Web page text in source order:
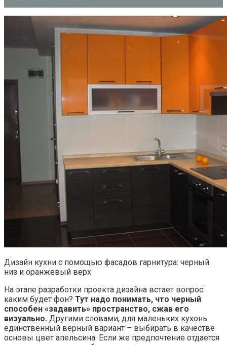
Дизайн кухни с помощью фасадов гарнитура: черный
низ и оранжевый верх
На этапе разработки проекта дизайна встает вопрос:
каким будет фон? Тут надо понимать, что черный
способен «задавить» пространство, сжав его
визуально. Другими словами, для маленьких кухонь
единственный верный вариант – выбирать в качестве
основы цвет апельсина. Если же предпочтение отдается